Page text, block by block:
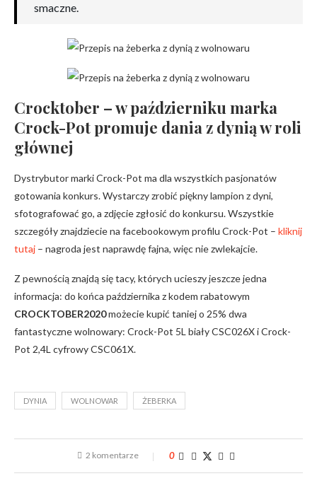
smaczne.
Crocktober – w październiku marka
Crock-Pot promuje dania z dynią w roli
głównej
Dystrybutor marki Crock-Pot ma dla wszystkich pasjonatów
gotowania konkurs. Wystarczy zrobić piękny lampion z dyni,
sfotografować go, a zdjęcie zgłosić do konkursu. Wszystkie
szczegóły znajdziecie na facebookowym profilu Crock-Pot – kliknij
tutaj – nagroda jest naprawdę fajna, więc nie zwlekajcie.
Z pewnością znajdą się tacy, których ucieszy jeszcze jedna
informacja: do końca października z kodem rabatowym
CROCKTOBER2020możecie kupić taniej o 25% dwa
fantastyczne wolnowary: Crock-Pot 5L biały CSC026X i Crock-
Pot 2,4L cyfrowy CSC061X.
DYNIA WOLNOWAR ŻEBERKA
2 komentarze 0